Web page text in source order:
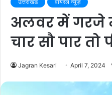
उत्तराखंड वायरल न्यूज़
अलवर में गरजे
चार सौ पार
Jagran Kesari April 7, 2024